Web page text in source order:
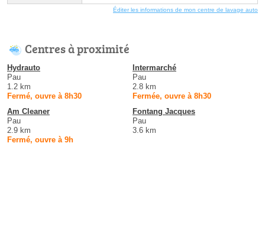
Éditer les informations de mon centre de lavage auto
Centres à proximité
Hydrauto
Pau
1.2 km
Fermé, ouvre à 8h30
Intermarché
Pau
2.8 km
Fermée, ouvre à 8h30
Am Cleaner
Pau
2.9 km
Fermé, ouvre à 9h
Fontang Jacques
Pau
3.6 km